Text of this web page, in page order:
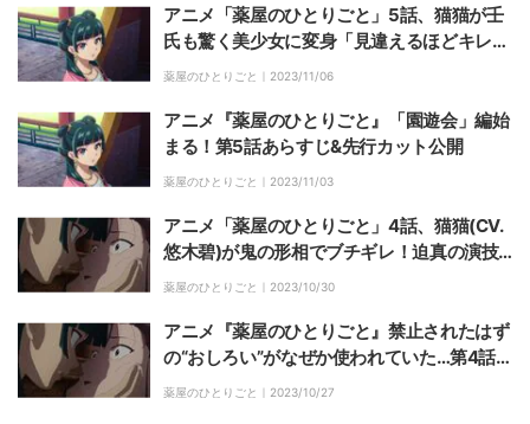
アニメ「薬屋のひとりごと」5話、猫猫が壬
氏も驚く美少女に変身「見違えるほどキレ
イ」「美貌無双までしてしまうのか」と話題
薬屋のひとりごと｜ 2023/11/06
アニメ『薬屋のひとりごと』「園遊会」編始
まる！第5話あらすじ&先行カット公開
薬屋のひとりごと｜ 2023/11/03
アニメ「薬屋のひとりごと」4話、猫猫(CV.
悠木碧)が鬼の形相でブチギレ！迫真の演技
に「思わず息を呑んだ」「鳥肌たった」
薬屋のひとりごと｜ 2023/10/30
アニメ『薬屋のひとりごと』禁止されたはず
の“おしろい”がなぜか使われていた…第4話
あらすじ&先行カット公開
薬屋のひとりごと｜ 2023/10/27